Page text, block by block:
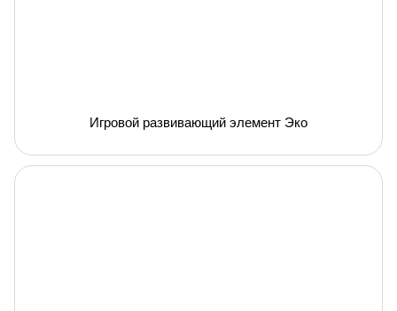
Игровой развивающий элемент Эко